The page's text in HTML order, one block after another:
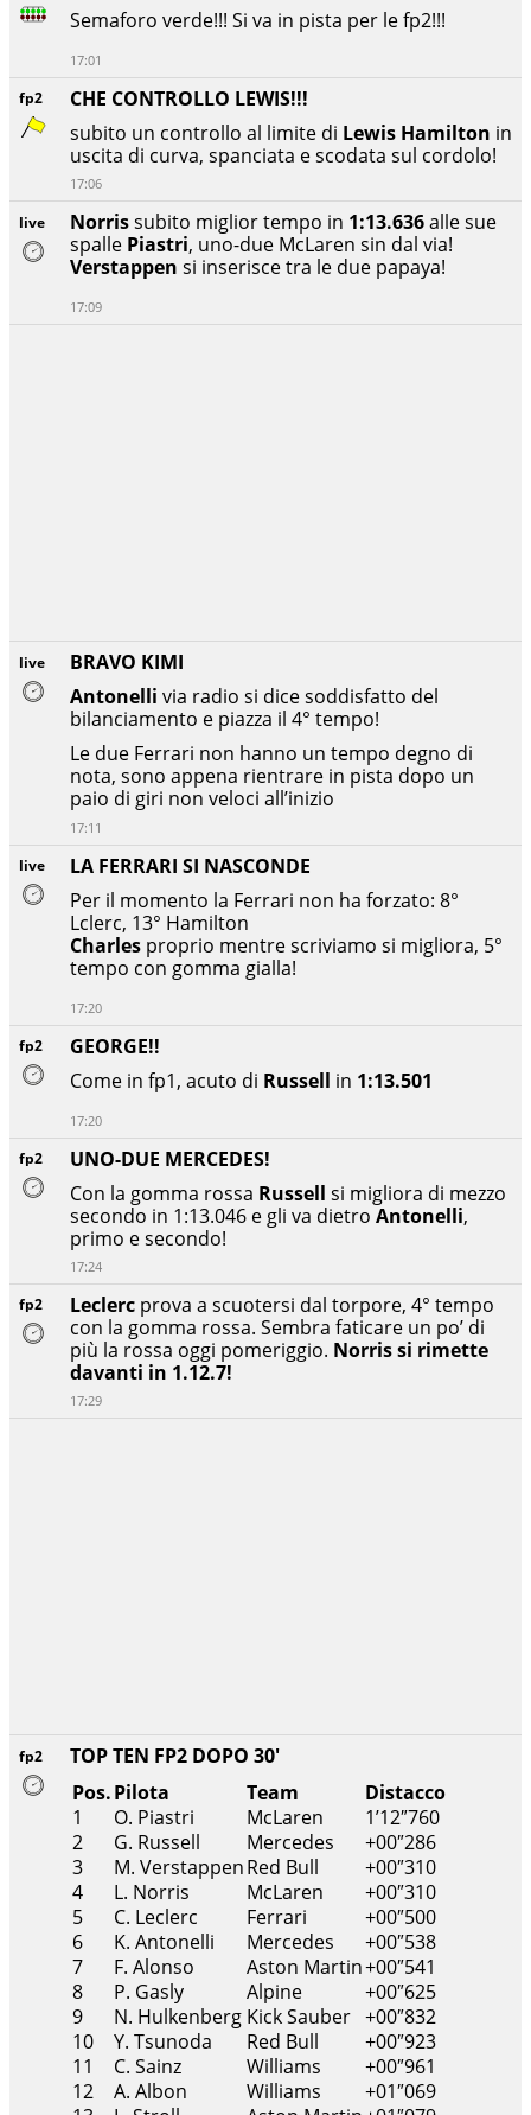
fp2
TOP TEN FP2 DOPO 30'
Pos.Pilota Team
Distacco
1
O. Piastri McLaren
1’12″760
2
G. Russell Mercedes
+00″286
3
M. VerstappenRed Bull
+00″310
4
L. Norris McLaren
+00″310
5
C. Leclerc Ferrari
+00″500
6
K. Antonelli Mercedes
+00″538
7
F. Alonso Aston Martin+00″541
8
P. Gasly Alpine
+00″625
9
N. Hulkenberg Kick Sauber +00″832
10
Y. Tsunoda Red Bull
+00″923
11
C. Sainz Williams
+00″961
12
A. Albon Williams
+01″069
fp2 Leclerc prova a scuotersi dal torpore, 4° tempo
con la gomma rossa. Sembra faticare un po’ di
più la rossa oggi pomeriggio. Norris si rimette
davanti in 1.12.7!
17:29
fp2
UNO-DUE MERCEDES!
Con la gomma rossa Russell si migliora di mezzo
secondo in 1:13.046 e gli va dietro Antonelli,
primo e secondo!
17:24
fp2
GEORGE!!
Come in fp1, acuto di Russell in 1:13.501
17:20
live
LA FERRARI SI NASCONDE
Per il momento la Ferrari non ha forzato: 8°
Lclerc, 13° Hamilton
Charles proprio mentre scriviamo si migliora, 5°
tempo con gomma gialla!
17:20
live
BRAVO KIMI
Antonelli via radio si dice soddisfatto del
bilanciamento e piazza il 4° tempo!
Le due Ferrari non hanno un tempo degno di
nota, sono appena rientrare in pista dopo un
paio di giri non veloci all’inizio
17:11
live Norrissubito miglior tempo in 1:13.636alle sue
spalle Piastri, uno-due McLaren sin dal via!
Verstappen si inserisce tra le due papaya!
17:09
fp2
CHE CONTROLLO LEWIS!!!
subito un controllo al limite di Lewis Hamilton in
uscita di curva, spanciata e scodata sul cordolo!
17:06
Semaforo verde!!! Si va in pista per le fp2!!!
17:01